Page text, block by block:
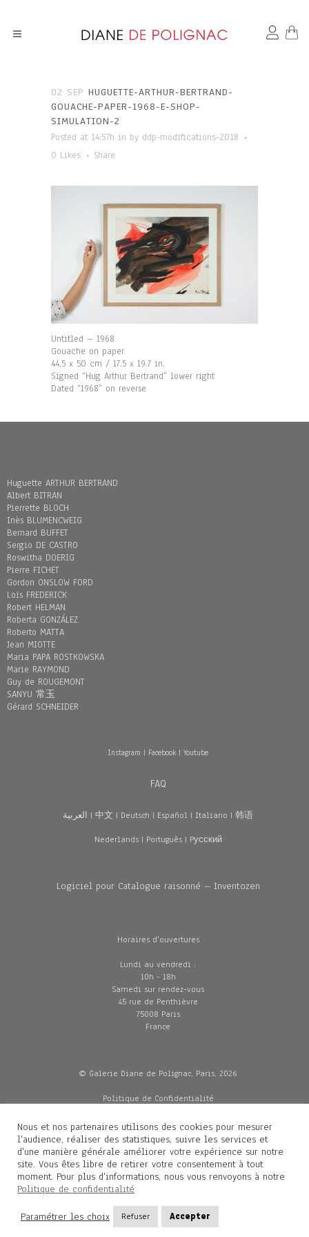
02 SEP HUGUETTE-ARTHUR-BERTRAND-
GOUACHE-PAPER-1968-E-SHOP-
SIMULATION-2
Posted at 14:57h in by ddp-modifications-2018
0 Likes Share
Untitled – 1968
Gouache on paper
44,5 x 50 cm / 17.5 x 19.7 in.
Signed “Hug Arthur Bertrand” lower right
Dated “1968” on reverse
Huguette ARTHUR BERTRAND
Albert BITRAN
Pierrette BLOCH
Inès BLUMENCWEIG
Bernard BUFFET
Sergio DE CASTRO
Roswitha DOERIG
Pierre FICHET
Gordon ONSLOW FORD
Loïs FREDERICK
Robert HELMAN
Roberta GONZÁLEZ
Roberto MATTA
Jean MIOTTE
Maria PAPA ROSTKOWSKA
Marie RAYMOND
Guy de ROUGEMONT
SANYU 常玉
Gérard SCHNEIDER
Instagram | Facebook| Youtube
FAQ
العربية | 中文 | Deutsch | Español | Italiano | 韩语
Nederlands| Português| Pусский
Logiciel pour Catalogue raisonné – Inventozen
Horaires d'ouvertures
Lundi au vendredi :
10h - 18h
Samedi sur rendez-vous
45 rue de Penthièvre
75008 Paris
France
© Galerie Diane de Polignac, Paris, 2026
Politique de Confidentialité
Mentions légales
Livraisons
Contacts
Diane de Polignac
Mathilde Gubanski
Nous et nos partenaires utilisons des cookies pour mesurer
l'audience, réaliser des statistiques, suivre les services et
d'une manière générale améliorer votre expérience sur notre
site. Vous êtes libre de retirer votre consentement à tout
moment. Pour plus d'informations, nous vous renvoyons à notre
Politique de confidentialité
Paramétrer les choix Refuser Accepter